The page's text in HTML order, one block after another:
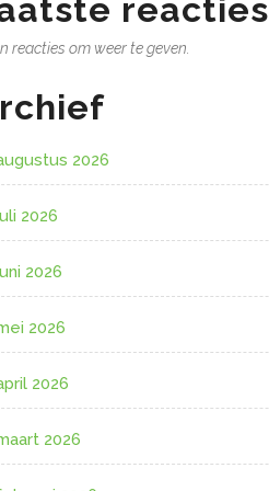
reacties
reacties om weer te geven.
2026
2026
2026
2026
2026
2026